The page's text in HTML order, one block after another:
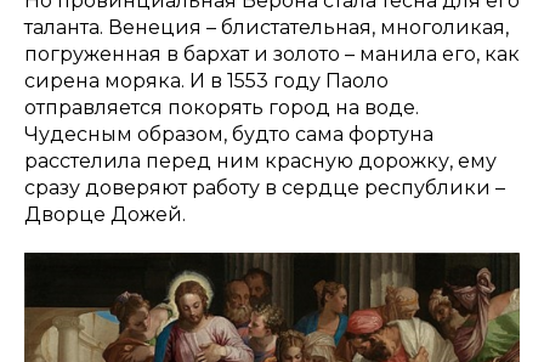
таланта. Венеция – блистательная, многоликая,
погруженная в бархат и золото – манила его, как
сирена моряка. И в 1553 году Паоло
отправляется покорять город на воде.
Чудесным образом, будто сама фортуна
расстелила перед ним красную дорожку, ему
сразу доверяют работу в сердце республики –
Дворце Дожей.